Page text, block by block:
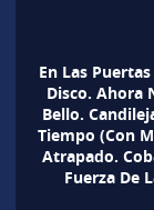
En Las
Disco. Ahora
Bello.
Tiempo (Con
Atrapado.
Fuerza De